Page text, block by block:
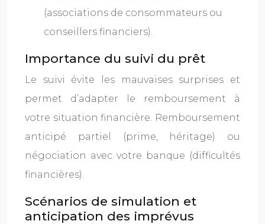
(associations de consommateurs ou
conseillers financiers).
Importance du suivi du prêt
Le suivi évite les mauvaises surprises et
permet d’adapter le remboursement à
votre situation financière. Remboursement
anticipé partiel (prime, héritage) ou
négociation avec votre banque (difficultés
financières).
Scénarios de simulation et
anticipation des imprévus